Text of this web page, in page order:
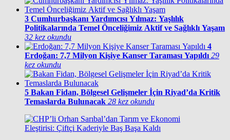
3 Cumhurbaşkanı Yardımcısı Yılmaz: Yaşlılık
Politikalarında Temel Önceliğimiz Aktif ve Sağlıklı Yaşam
32 kez okundu
4
Erdoğan: 7,7 Milyon Kişiye Kanser Taraması Yapıldı 29
kez okundu
5 Bakan Fidan, Bölgesel Gelişmeler İçin Riyad’da Kritik
Temaslarda Bulunacak 28 kez okundu